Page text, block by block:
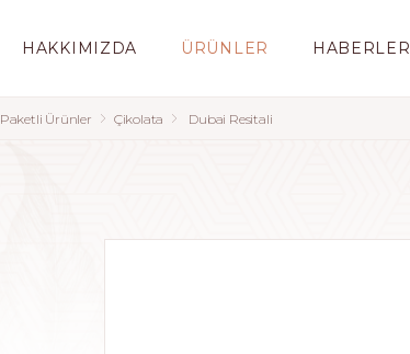
HAKKIMIZDA ÜRÜNLER HABERLER
Paketli Ürünler Çikolata Dubai Resitali